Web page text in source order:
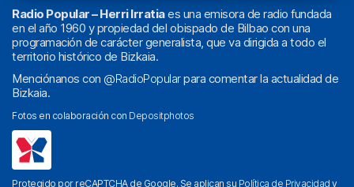
Radio Popular – Herri Irratiaes una emisora de radio fundada
en el año 1960 y propiedad del obispado de Bilbao con una
programación de carácter generalista, que va dirigida a todo el
territorio histórico de Bizkaia.
Menciónanos con @RadioPopularpara comentar la actualidad de
Bizkaia.
Fotos en colaboración con Depositphotos
Protegido por reCAPTCHA de Google. Se aplican su Política de Privacidad y